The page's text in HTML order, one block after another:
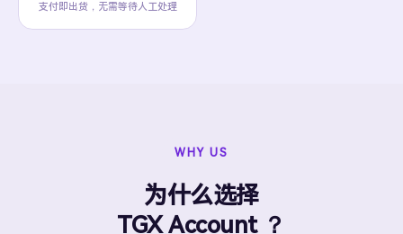
支付即出货，无需等待人工处理
WHY US
为什么选择
TGX Account ？